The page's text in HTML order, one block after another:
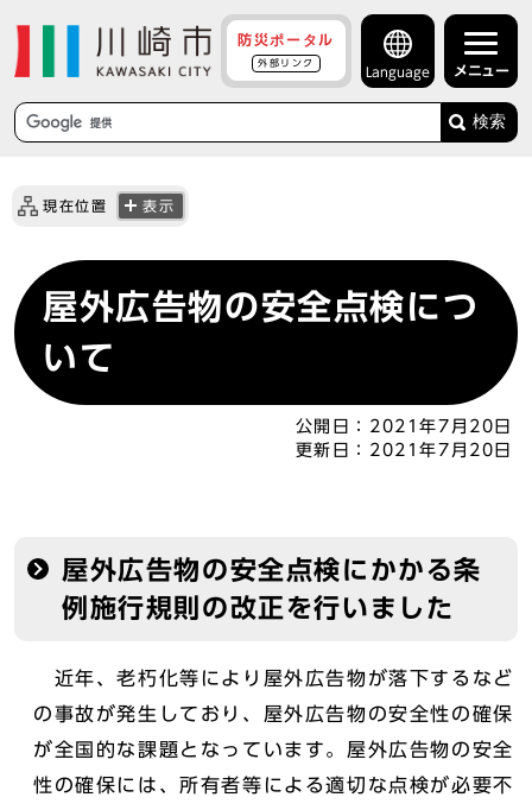
防災ポータル
外部リンク
Language メニュー
検索
現在位置 表示
屋外広告物の安全点検につ
いて
公開日： 2021年7月20日
更新日： 2021年7月20日
屋外広告物の安全点検にかかる条
例施行規則の改正を行いました
近年、老朽化等により屋外広告物が落下するなど
の事故が発生しており、屋外広告物の安全性の確保
が全国的な課題となっています。屋外広告物の安全
性の確保には、所有者等による適切な点検が必要不